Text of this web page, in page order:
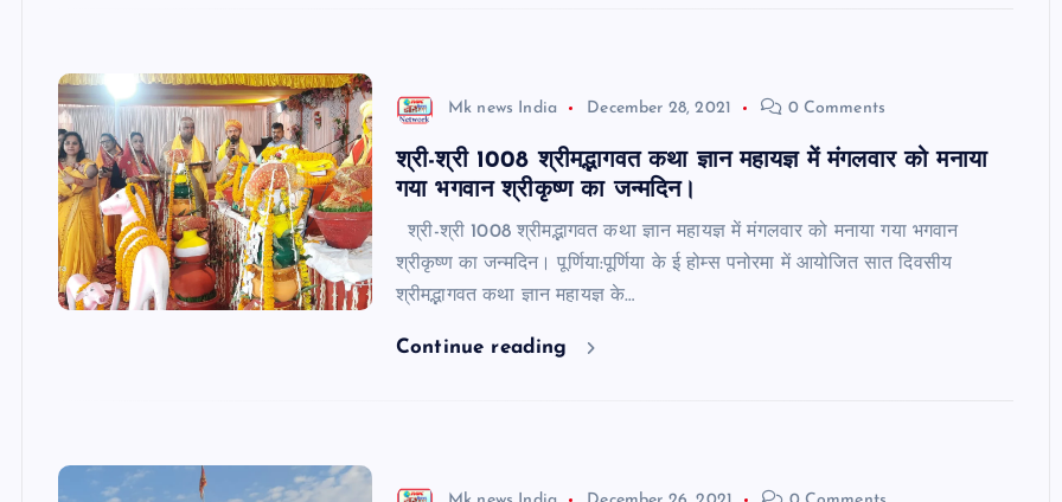
Mk news India December 28, 2021 0 Comments
श्री-श्री 1008 श्रीमद्भागवत कथा ज्ञान महायज्ञ में मंगलवार को मनाया
गया भगवान श्रीकृष्ण का जन्मदिन।
श्री-श्री 1008 श्रीमद्भागवत कथा ज्ञान महायज्ञ में मंगलवार को मनाया गया भगवान
श्रीकृष्ण का जन्मदिन। पूर्णिया:पूर्णिया के ई होम्स पनोरमा में आयोजित सात दिवसीय
श्रीमद्भागवत कथा ज्ञान महायज्ञ के…
Continue reading